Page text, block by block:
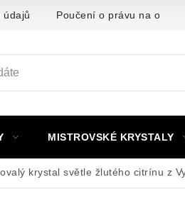
údajů Poučení o právu na
MISTROVSKÉ KRYSTALY
krystal světle žlutého citrínu z